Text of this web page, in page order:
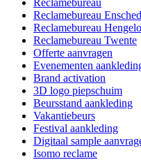
Reclamebureau
Reclamebureau Hengelo
Reclamebureau Twente
Offerte aanvragen
Evenementen
Brand activation
3D logo piepschuim
Beursstand aankleding
Vakantiebeurs
Festival aankleding
Digitaal sample
Isomo reclame